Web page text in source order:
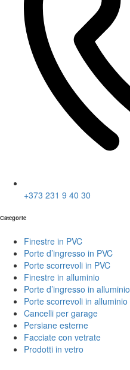
+373 231 9 40 30
Categorie
Finestre in PVC
Porte d’ingresso in PVC
Porte scorrevoli in PVC
Finestre in alluminio
Porte d’ingresso in alluminio
Porte scorrevoli in alluminio
Cancelli per garage
Persiane esterne
Facciate con vetrate
Prodotti in vetro